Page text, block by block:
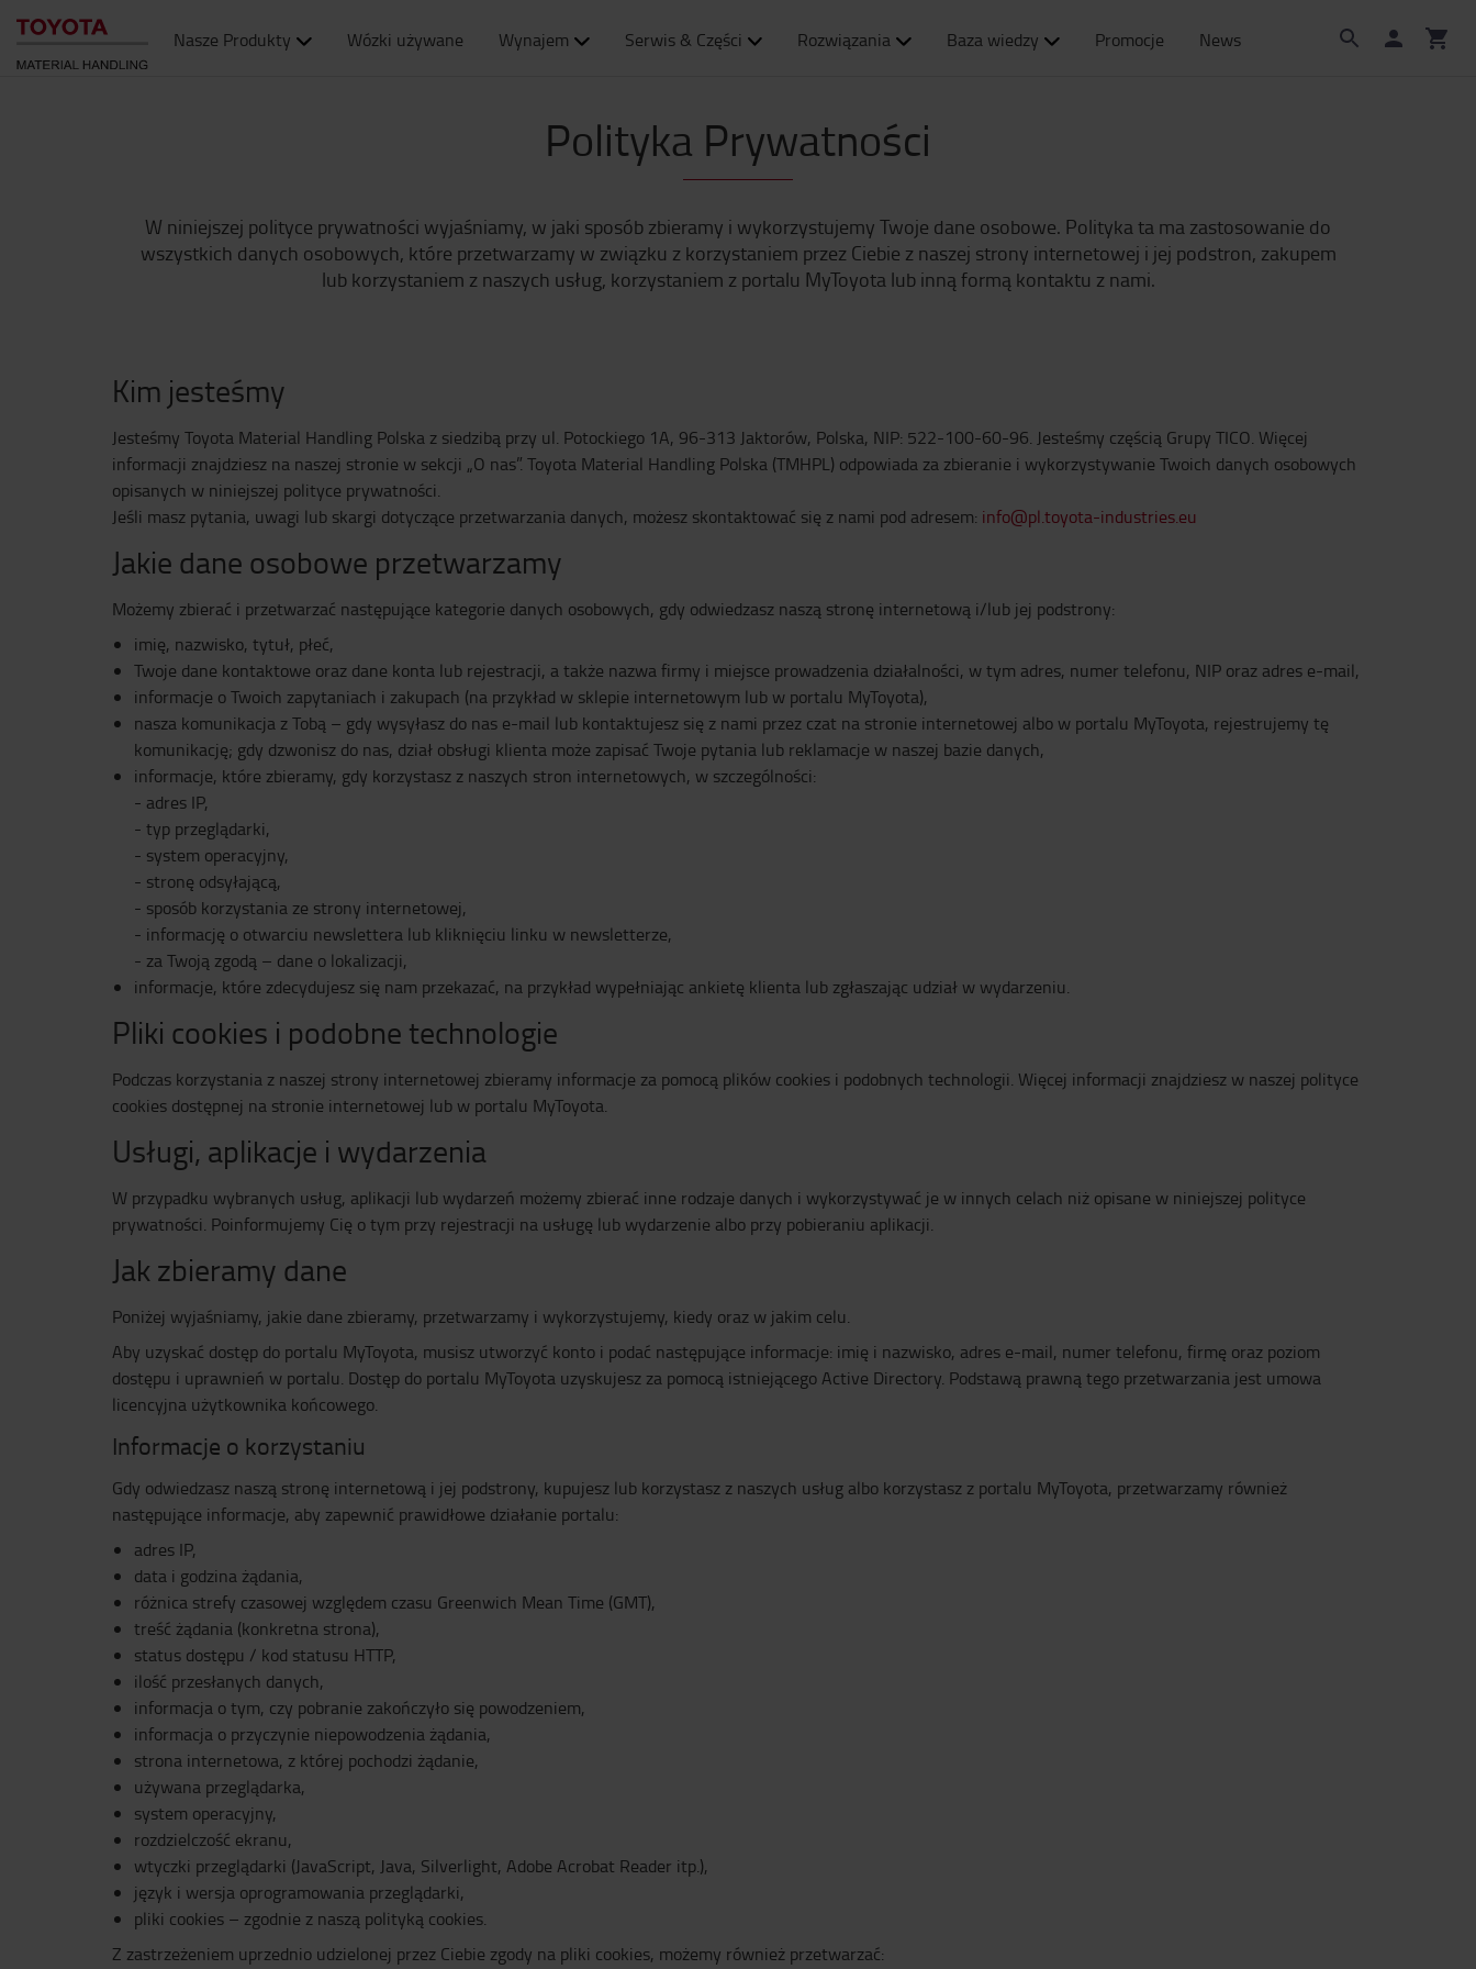
Nasze Produkty Wózki używane Wynajem Serwis & Części Rozwiązania Baza wiedzy Promocje News
Polityka Prywatności
W niniejszej polityce prywatności wyjaśniamy, w jaki sposób zbieramy i wykorzystujemy Twoje dane osobowe. Polityka ta ma zastosowanie do
wszystkich danych osobowych, które przetwarzamy w związku z korzystaniem przez Ciebie z naszej strony internetowej i jej podstron, zakupem
lub korzystaniem z naszych usług, korzystaniem z portalu MyToyota lub inną formą kontaktu z nami.
Kim jesteśmy
Jesteśmy Toyota Material Handling Polska z siedzibą przy ul. Potockiego 1A, 96-313 Jaktorów, Polska, NIP: 522-100-60-96. Jesteśmy częścią Grupy TICO. Więcej
informacji znajdziesz na naszej stronie w sekcji „O nas”. Toyota Material Handling Polska (TMHPL) odpowiada za zbieranie i wykorzystywanie Twoich danych osobowych
opisanych w niniejszej polityce prywatności.
Jeśli masz pytania, uwagi lub skargi dotyczące przetwarzania danych, możesz skontaktować się z nami pod adresem: info@pl.toyota-industries.eu
Jakie dane osobowe przetwarzamy
Możemy zbierać i przetwarzać następujące kategorie danych osobowych, gdy odwiedzasz naszą stronę internetową i/lub jej podstrony:
imię, nazwisko, tytuł, płeć,
Twoje dane kontaktowe oraz dane konta lub rejestracji, a także nazwa firmy i miejsce prowadzenia działalności, w tym adres, numer telefonu, NIP oraz adres e-mail,
informacje o Twoich zapytaniach i zakupach (na przykład w sklepie internetowym lub w portalu MyToyota),
nasza komunikacja z Tobą – gdy wysyłasz do nas e-mail lub kontaktujesz się z nami przez czat na stronie internetowej albo w portalu MyToyota, rejestrujemy tę
komunikację; gdy dzwonisz do nas, dział obsługi klienta może zapisać Twoje pytania lub reklamacje w naszej bazie danych,
informacje, które zbieramy, gdy korzystasz z naszych stron internetowych, w szczególności:
- adres IP,
- typ przeglądarki,
- system operacyjny,
- stronę odsyłającą,
- sposób korzystania ze strony internetowej,
- informację o otwarciu newslettera lub kliknięciu linku w newsletterze,
- za Twoją zgodą – dane o lokalizacji,
informacje, które zdecydujesz się nam przekazać, na przykład wypełniając ankietę klienta lub zgłaszając udział w wydarzeniu.
Pliki cookies i podobne technologie
Podczas korzystania z naszej strony internetowej zbieramy informacje za pomocą plików cookies i podobnych technologii. Więcej informacji znajdziesz w naszej polityce
cookies dostępnej na stronie internetowej lub w portalu MyToyota.
Usługi, aplikacje i wydarzenia
W przypadku wybranych usług, aplikacji lub wydarzeń możemy zbierać inne rodzaje danych i wykorzystywać je w innych celach niż opisane w niniejszej polityce
prywatności. Poinformujemy Cię o tym przy rejestracji na usługę lub wydarzenie albo przy pobieraniu aplikacji.
Jak zbieramy dane
Poniżej wyjaśniamy, jakie dane zbieramy, przetwarzamy i wykorzystujemy, kiedy oraz w jakim celu.
Aby uzyskać dostęp do portalu MyToyota, musisz utworzyć konto i podać następujące informacje: imię i nazwisko, adres e-mail, numer telefonu, firmę oraz poziom
dostępu i uprawnień w portalu. Dostęp do portalu MyToyota uzyskujesz za pomocą istniejącego Active Directory. Podstawą prawną tego przetwarzania jest umowa
licencyjna użytkownika końcowego.
Informacje o korzystaniu
Gdy odwiedzasz naszą stronę internetową i jej podstrony, kupujesz lub korzystasz z naszych usług albo korzystasz z portalu MyToyota, przetwarzamy również
następujące informacje, aby zapewnić prawidłowe działanie portalu:
adres IP,
data i godzina żądania,
różnica strefy czasowej względem czasu Greenwich Mean Time (GMT),
treść żądania (konkretna strona),
status dostępu / kod statusu HTTP,
ilość przesłanych danych,
informacja o tym, czy pobranie zakończyło się powodzeniem,
informacja o przyczynie niepowodzenia żądania,
strona internetowa, z której pochodzi żądanie,
używana przeglądarka,
system operacyjny,
rozdzielczość ekranu,
wtyczki przeglądarki (JavaScript, Java, Silverlight, Adobe Acrobat Reader itp.),
język i wersja oprogramowania przeglądarki,
pliki cookies – zgodnie z naszą polityką cookies.
Z zastrzeżeniem uprzednio udzielonej przez Ciebie zgody na pliki cookies, możemy również przetwarzać: